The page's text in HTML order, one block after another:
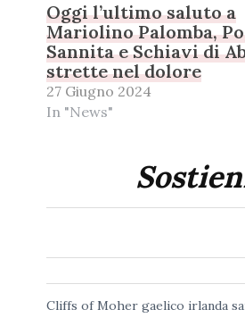
Oggi l’ultimo saluto a
Mariolino Palomba,
Sannita e Schiavi di
strette nel dolore
27 Giugno 2024
In "News"
Cliffs of Moher gaelico irlanda